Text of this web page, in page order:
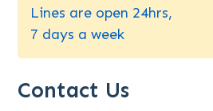
Lines are open 24hrs,
7 days a week
Contact Us